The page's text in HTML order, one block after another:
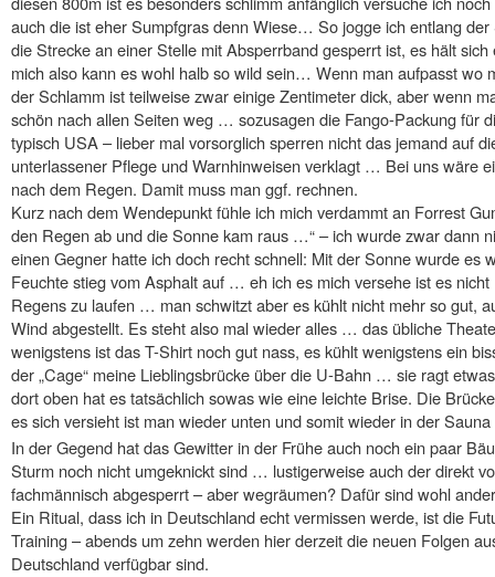
auch die ist eher Sumpfgras denn Wiese… So jogge ich entlang
die Strecke an einer Stelle mit Absperrband gesperrt ist, es hält
mich also kann es wohl halb so wild sein… Wenn man aufpasst wo
der Schlamm ist teilweise zwar einige Zentimeter dick, aber wenn
schön nach allen Seiten weg … sozusagen die Fango-Packung für
typisch USA – lieber mal vorsorglich sperren nicht das jemand auf
unterlassener Pflege und Warnhinweisen verklagt … Bei uns wäre
nach dem Regen. Damit muss man ggf. rechnen.
Kurz nach dem Wendepunkt fühle ich mich verdammt an Forrest
den Regen ab und die Sonne kam raus …“ – ich wurde zwar dann
einen Gegner hatte ich doch recht schnell: Mit der Sonne wurde es
Feuchte stieg vom Asphalt auf … eh ich es mich versehe ist es
Regens zu laufen … man schwitzt aber es kühlt nicht mehr so gut,
Wind abgestellt. Es steht also mal wieder alles … das übliche
wenigstens ist das T-Shirt noch gut nass, es kühlt wenigstens ein
der „Cage“ meine Lieblingsbrücke über die U-Bahn … sie ragt
dort oben hat es tatsächlich sowas wie eine leichte Brise. Die
es sich versieht ist man wieder unten und somit wieder in der
In der Gegend hat das Gewitter in der Frühe auch noch ein paar
Sturm noch nicht umgeknickt sind … lustigerweise auch der direkt
fachmännisch abgesperrt – aber wegräumen? Dafür sind wohl
Ein Ritual, dass ich in Deutschland echt vermissen werde, ist die
Training – abends um zehn werden hier derzeit die neuen Folgen
Deutschland verfügbar sind.